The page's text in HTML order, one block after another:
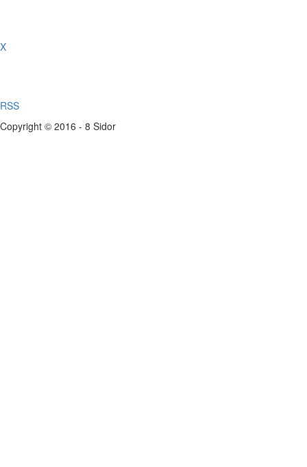
X
RSS
Copyright © 2016 - 8 Sidor